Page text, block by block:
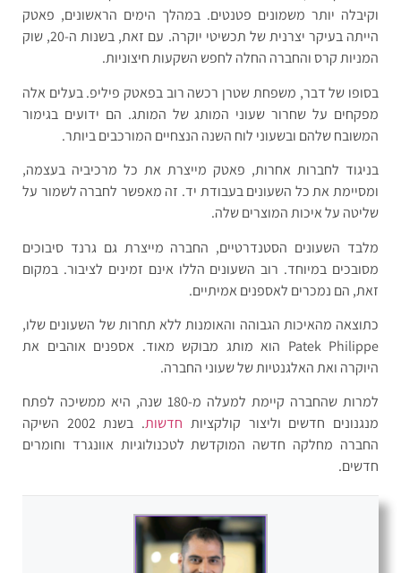
וקיבלה יותר משמונים פטנטים. במהלך הימים הראשונים, פאטק
הייתה בעיקר יצרנית של תכשיטי יוקרה. עם זאת, בשנות ה-20, שוק
המניות קרס והחברה החלה לחפש השקעות חיצוניות.
בסופו של דבר, משפחת שטרן רכשה רוב בפאטק פיליפ. בעלים אלה
מפקחים על שחרור שעוני המותג של המותג. הם ידועים בגימור
המשובח שלהם ובשעוני לוח השנה הנצחיים המורכבים ביותר.
בניגוד לחברות אחרות, פאטק מייצרת את כל מרכיביה בעצמה,
ומסיימת את כל השעונים בעבודת יד. זה מאפשר לחברה לשמור על
שליטה על איכות המוצרים שלה.
מלבד השעונים הסטנדרטיים, החברה מייצרת גם גרנד סיבוכים
מסובכים במיוחד. רוב השעונים הללו אינם זמינים לציבור. במקום
זאת, הם נמכרים לאספנים אמיתיים.
כתוצאה מהאיכות הגבוהה והאומנות ללא תחרות של השעונים שלו,
Patek Philippe הוא מותג מבוקש מאוד. אספנים אוהבים את
היוקרה ואת האלגנטיות של שעוני החברה.
למרות שהחברה קיימת למעלה מ-180 שנה, היא ממשיכה לפתח
מנגנונים חדשים וליצור קולקציות חדשות
. בשנת 2002 השיקה
החברה מחלקה חדשה המוקדשת לטכנולוגיות אוונגרד וחומרים
חדשים.